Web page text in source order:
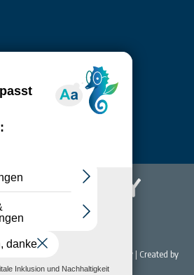
du Thermalisme de Bourbon-Lancy | Created by
NET EASY